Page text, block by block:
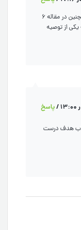
متوجه میزان صبوری او خواهید شد. همچنین در مقاله 6
یکی از توصیه
/پاسخ
هدف درست